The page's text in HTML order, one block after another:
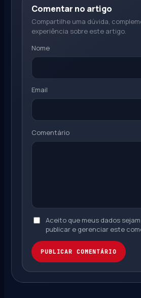
Comentar no artigo
Compartilhe uma dúvida,
experiência sobre este artigo.
Nome
Email
Comentário
Aceito que meus dados
publicar e gerenciar este
PUBLICAR COMENTÁRIO